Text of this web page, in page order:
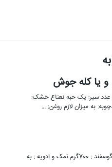
پیاز: یک عدد سیر: یک حبه نعناع خشک:
به میزان لازم روغن: …
مواد لازم: گندم : 1کیلوگرم گوشت گوسفند : 700گرم نمک و ادویه : به